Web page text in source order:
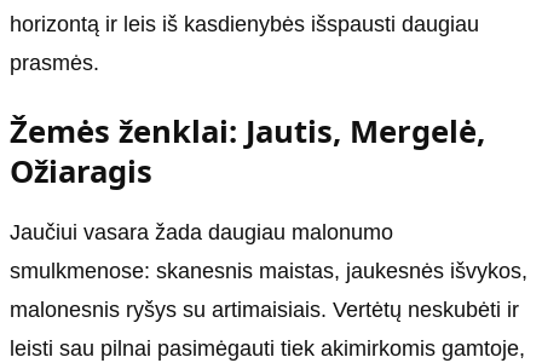
horizontą ir leis iš kasdienybės išspausti daugiau
prasmės.
Žemės ženklai: Jautis, Mergelė,
Ožiaragis
Jaučiui vasara žada daugiau malonumo
smulkmenose: skanesnis maistas, jaukesnės išvykos,
malonesnis ryšys su artimaisiais. Vertėtų neskubėti ir
leisti sau pilnai pasimėgauti tiek akimirkomis gamtoje,